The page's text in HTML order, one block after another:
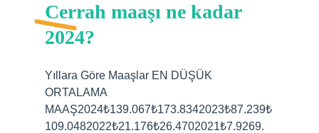
Cerrah maaşı ne kadar
2024?
Yıllara Göre Maaşlar EN DÜŞÜK
ORTALAMA
MAAŞ2024₺139.067₺173.8342023₺87.239₺
109.0482022₺21.176₺26.4702021₺7.9269.